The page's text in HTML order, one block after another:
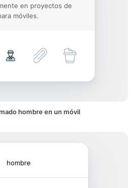
en proyectos de
móviles.
hombre en un móvil
hombre